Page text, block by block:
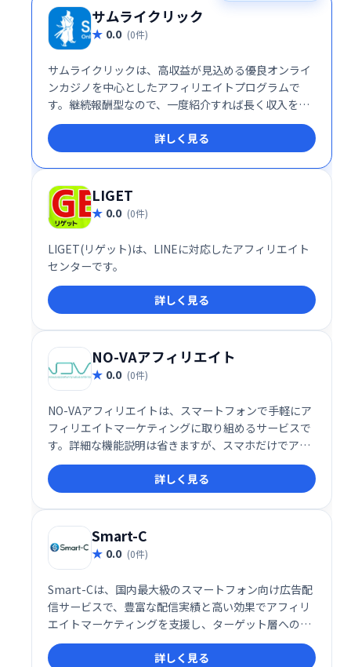
サムライクリック
0.0 (0件)
サムライクリックは、高収益が見込める優良オンライ
ンカジノを中心としたアフィリエイトプログラムで
す。継続報酬型なので、一度紹介すれば長く収入を得
ることが可能です。Web収入を得たい方におすすめ
の、安定した収益モデルを提供します。
詳しく見る
LIGET
0.0 (0件)
LIGET(リゲット)は、LINEに対応したアフィリエイト
センターです。
詳しく見る
NO-VAアフィリエイト
0.0 (0件)
NO-VAアフィリエイトは、スマートフォンで手軽にア
フィリエイトマーケティングに取り組めるサービスで
す。詳細な機能説明は省きますが、スマホだけでアフ
ィリエイトを始めたい方におすすめです。
詳しく見る
Smart-C
0.0 (0件)
Smart-Cは、国内最大級のスマートフォン向け広告配
信サービスで、豊富な配信実績と高い効果でアフィリ
エイトマーケティングを支援し、ターゲット層への的
確な広告配信で売上向上を実現します。
詳しく見る